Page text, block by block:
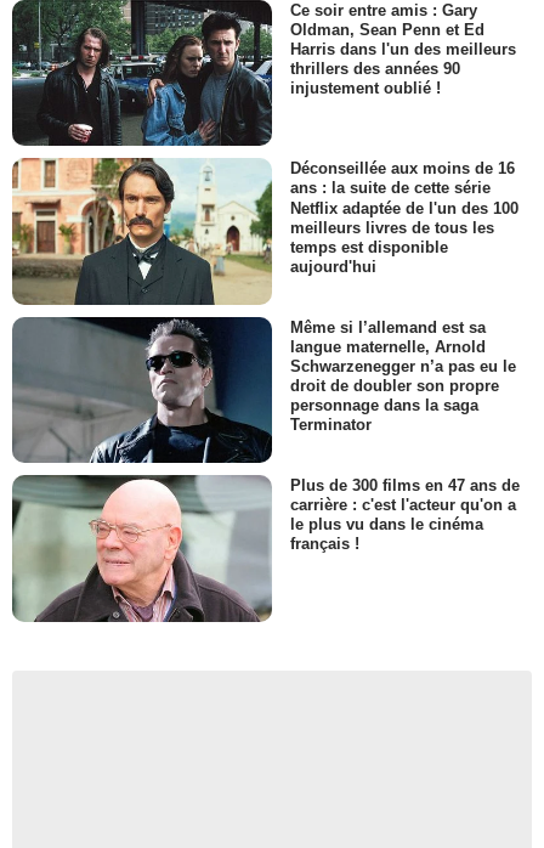
Ce soir entre amis : Gary
Oldman, Sean Penn et Ed
Harris dans l'un des meilleurs
thrillers des années 90
injustement oublié !
Déconseillée aux moins de 16
ans : la suite de cette série
Netflix adaptée de l'un des 100
meilleurs livres de tous les
temps est disponible
aujourd'hui
Même si l’allemand est sa
langue maternelle, Arnold
Schwarzenegger n’a pas eu le
droit de doubler son propre
personnage dans la saga
Terminator
Plus de 300 films en 47 ans de
carrière : c'est l'acteur qu'on a
le plus vu dans le cinéma
français !